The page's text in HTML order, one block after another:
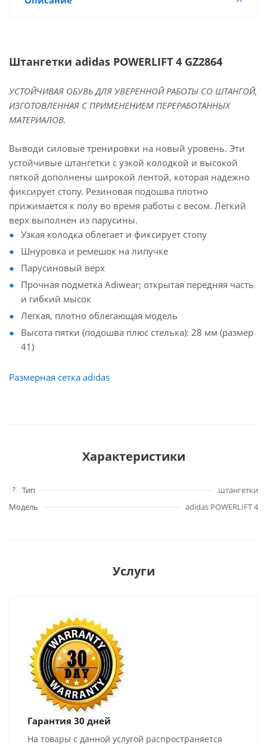
Штангетки adidas POWERLIFT 4 GZ2864
УСТОЙЧИВАЯ ОБУВЬ ДЛЯ УВЕРЕННОЙ РАБОТЫ СО ШТАНГОЙ,
ИЗГОТОВЛЕННАЯ С ПРИМЕНЕНИЕМ ПЕРЕРАБОТАННЫХ
МАТЕРИАЛОВ.
Выводи силовые тренировки на новый уровень. Эти
устойчивые штангетки с узкой колодкой и высокой
пяткой дополнены широкой лентой, которая надежно
фиксирует стопу. Резиновая подошва плотно
прижимается к полу во время работы с весом. Легкий
верх выполнен из парусины.
Узкая колодка облегает и фиксирует стопу
Шнуровка и ремешок на липучке
Парусиновый верх
Прочная подметка Adiwear; открытая передняя часть
и гибкий мысок
Легкая, плотно облегающая модель
Высота пятки (подошва плюс стелька): 28 мм (размер
41)
Размерная сетка adidas
Характеристики
? Тип
штангетки
Модель
adidas POWERLIFT 4
Услуги
Гарантия 30 дней
На товары с данной услугой распространяется